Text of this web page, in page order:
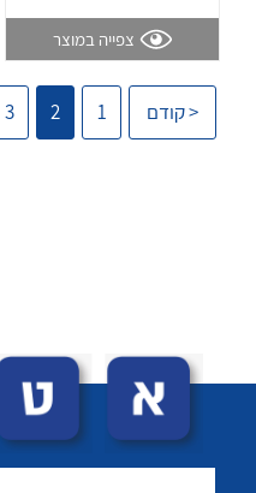
לכל מוצרי היצרן
צפייה במוצר
< קודם 1
2
3